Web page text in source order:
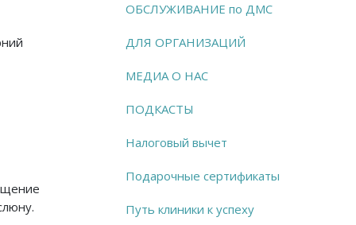
ОБСЛУЖИВАНИЕ по ДМС
ДЛЯ ОРГАНИЗАЦИЙ
МЕДИА О НАС
ПОДКАСТЫ
Налоговый вычет
Подарочные сертификаты
Путь клиники к успеху